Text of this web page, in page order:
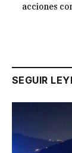
acciones
SEGUIR